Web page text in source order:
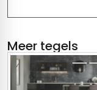
Meer tegels